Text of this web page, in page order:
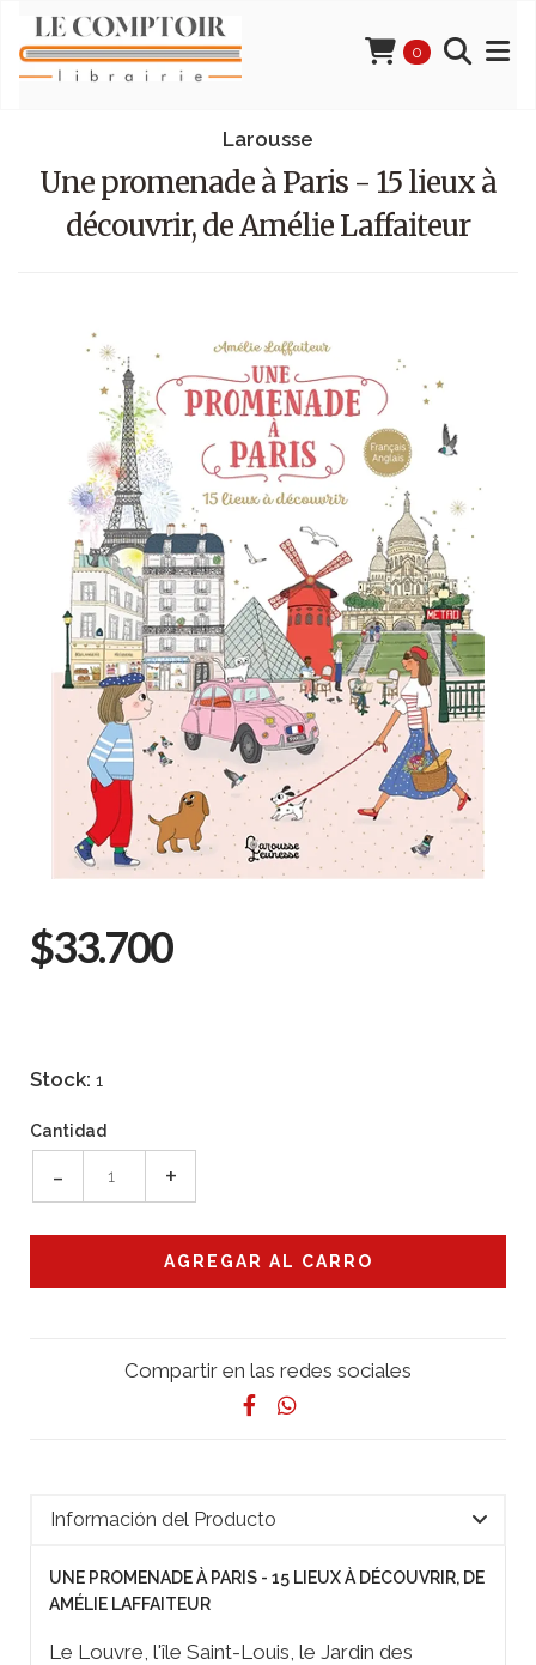
0
Larousse
Une promenade à Paris - 15 lieux à
découvrir, de Amélie Laffaiteur
$33.700
Stock: 1
Cantidad
- +
Compartir en las redes sociales
Información del Producto
UNE PROMENADE À PARIS - 15 LIEUX À DÉCOUVRIR, DE
AMÉLIE LAFFAITEUR
Le Louvre, l'île Saint-Louis, le Jardin des